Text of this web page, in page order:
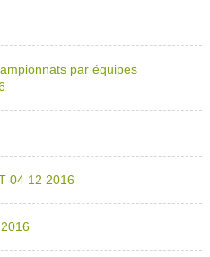
par équipes
04 12 2016